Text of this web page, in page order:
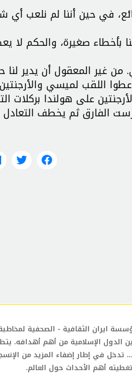
في حين أننا لم نلعب
إيقاف لعبنا بأخطاء صغيرة،
غير المعقول أن يدير لنا
اللقب لميسي
على هولندا بركلات
البديل فاوت فيخهورست الفارق ثم يخطف
ايران الثقافية - الصحفية لمخاطبة
الدول الإسلامية من أهم أهدافه.
تدخل في إطار إضفاء المزيد من
تغطيته أهم الأحداث حول العالم.